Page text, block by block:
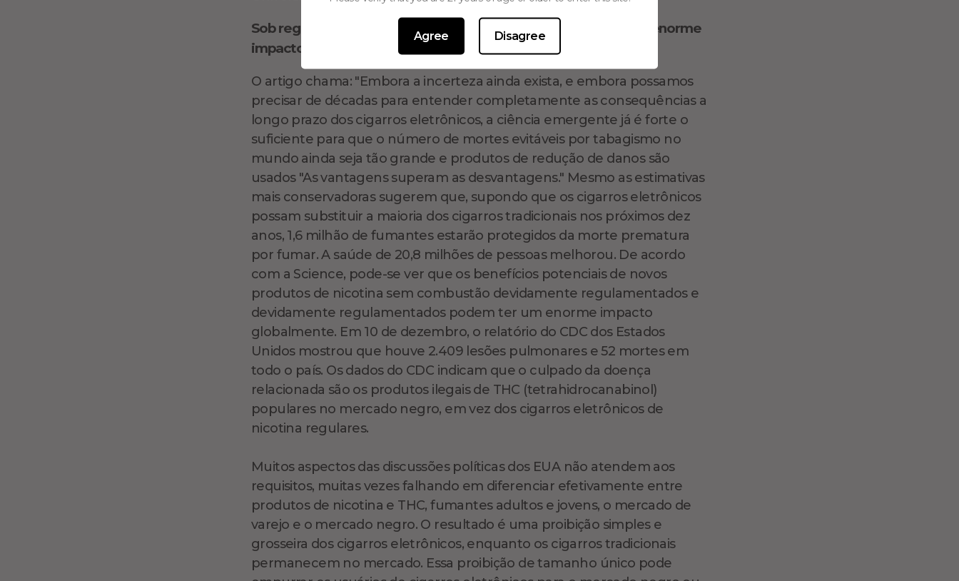
Sob regulamentação razoável, os cigarros eletrônicos terão um enorme
impacto no mundo
O artigo chama: "Embora a incerteza ainda exista, e embora possamos
precisar de décadas para entender completamente as consequências a
longo prazo dos cigarros eletrônicos, a ciência emergente já é forte o
suficiente para que o número de mortes evitáveis por tabagismo no
mundo ainda seja tão grande e produtos de redução de danos são
usados "As vantagens superam as desvantagens." Mesmo as estimativas
mais conservadoras sugerem que, supondo que os cigarros eletrônicos
possam substituir a maioria dos cigarros tradicionais nos próximos dez
anos, 1,6 milhão de fumantes estarão protegidos da morte prematura
por fumar. A saúde de 20,8 milhões de pessoas melhorou. De acordo
com a Science, pode-se ver que os benefícios potenciais de novos
produtos de nicotina sem combustão devidamente regulamentados e
devidamente regulamentados podem ter um enorme impacto
globalmente. Em 10 de dezembro, o relatório do CDC dos Estados
Unidos mostrou que houve 2.409 lesões pulmonares e 52 mortes em
todo o país. Os dados do CDC indicam que o culpado da doença
relacionada são os produtos ilegais de THC (tetrahidrocanabinol)
populares no mercado negro, em vez dos cigarros eletrônicos de
nicotina regulares.
Muitos aspectos das discussões políticas dos EUA não atendem aos
requisitos, muitas vezes falhando em diferenciar efetivamente entre
produtos de nicotina e THC, fumantes adultos e jovens, o mercado de
varejo e o mercado negro. O resultado é uma proibição simples e
grosseira dos cigarros eletrônicos, enquanto os cigarros tradicionais
permanecem no mercado. Essa proibição de tamanho único pode
Agree Disagree